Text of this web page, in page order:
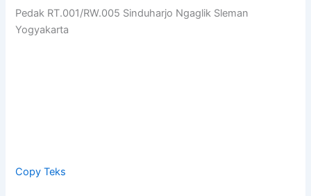
Pedak RT.001/RW.005 Sinduharjo Ngaglik Sleman
Yogyakarta
Copy Teks